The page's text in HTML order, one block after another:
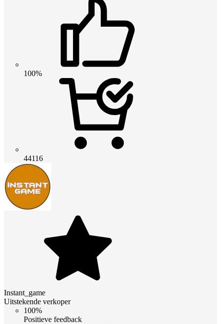
100%
44116
Instant_game
Uitstekende verkoper
100%
Positieve feedback